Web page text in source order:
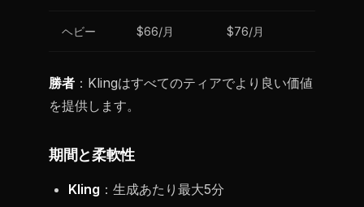
ヘビー $66/月 $76/月
勝者 ：Klingはすべてのティアでより良い価値
を提供します。
期間と柔軟性
Kling ：生成あたり最大5分